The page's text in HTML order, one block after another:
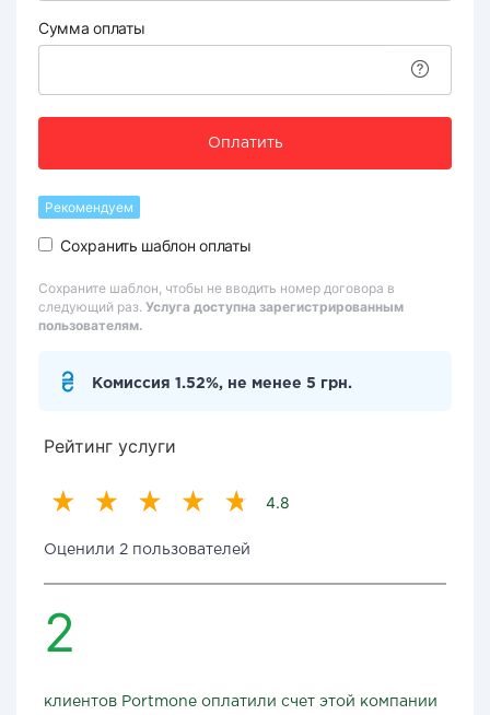
Сумма оплаты
Оплатить
Рекомендуем
Сохранить шаблон оплаты
Сохраните шаблон, чтобы не вводить номер договора в
следующий раз. Услуга доступна зарегистрированным
пользователям.
Комиссия 1.52%, не менее 5 грн.
Рейтинг услуги
4.8
Оценили 2 пользователей
2
клиентов Portmone оплатили счет этой компании